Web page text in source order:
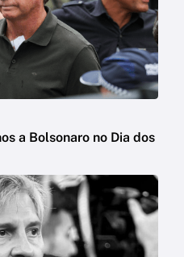
a Bolsonaro no Dia dos